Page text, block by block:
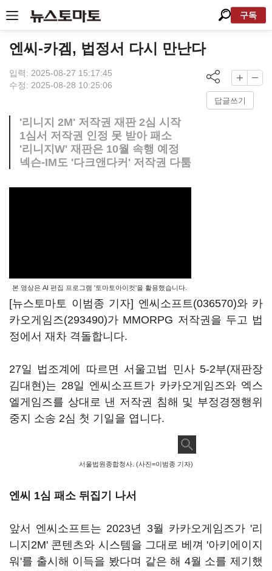
구독
엔씨-카겜, 법정서 다시 만난다
입력: 2025-08-27 15:17:45
수정: 2025-08-28 10:25:06
답글쓰기
'리니지 2M' 저작권 재판 2심 시작
1심서 저작권 인정 못 받아 패소
'리니지W' 재판은 10월 속행 예정
넥슨-IM도 '다크앤다커' 저작권 다툼
본 영상은 AI 편집 프로그램 '토마토아이컷'을 활용했습니다.
[뉴스토마토 이범종 기자] 엔씨소프트(036570)와 카
카오게임즈(293490)가 MMORPG 저작권을 두고 법
정에서 재차 격돌합니다.
27일 법조계에 따르면 서울고법 민사 5-2부(재판장
김대현)는 28일 엔씨소프트가 카카오게임즈와 엑스
엘게임즈를 상대로 낸 저작권 침해 및 부정경쟁행위
중지 소송 2심 첫 기일을 엽니다.
서울법원종합청사. (사진=이범종 기자)
엔씨 1심 패소 뒤집기 나서
앞서 엔씨소프트는 2023년 3월 카카오게임즈가 '리
니지2M' 콘텐츠와 시스템을 그대로 베껴 '아키에이지
워'를 출시해 이득을 봤다며 같은 해 4월 소를 제기했